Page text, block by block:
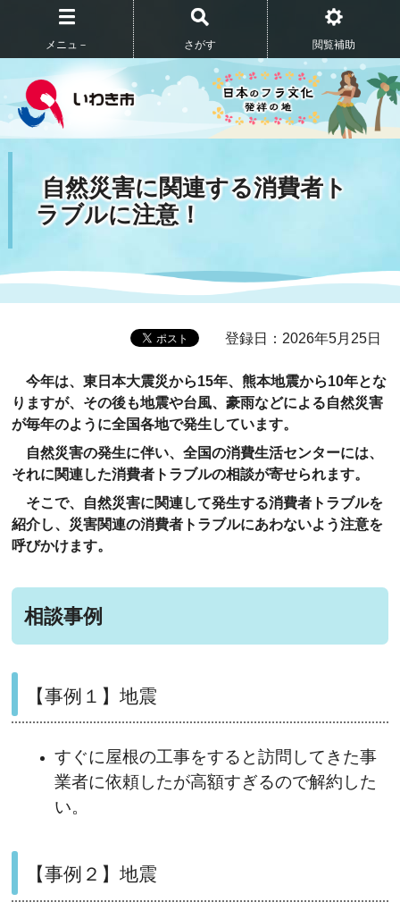
メニュ－ さがす 閲覧補助
自然災害に関連する消費者ト
ラブルに注意！
登録日：2026年5月25日
今年は、東日本大震災から15年、熊本地震から10年とな
りますが、その後も地震や台風、豪雨などによる自然災害
が毎年のように全国各地で発生しています。
自然災害の発生に伴い、全国の消費生活センターには、
それに関連した消費者トラブルの相談が寄せられます。
そこで、自然災害に関連して発生する消費者トラブルを
紹介し、災害関連の消費者トラブルにあわないよう注意を
呼びかけます。
相談事例
【事例１】地震
すぐに屋根の工事をすると訪問してきた事
業者に依頼したが高額すぎるので解約した
い。
【事例２】地震